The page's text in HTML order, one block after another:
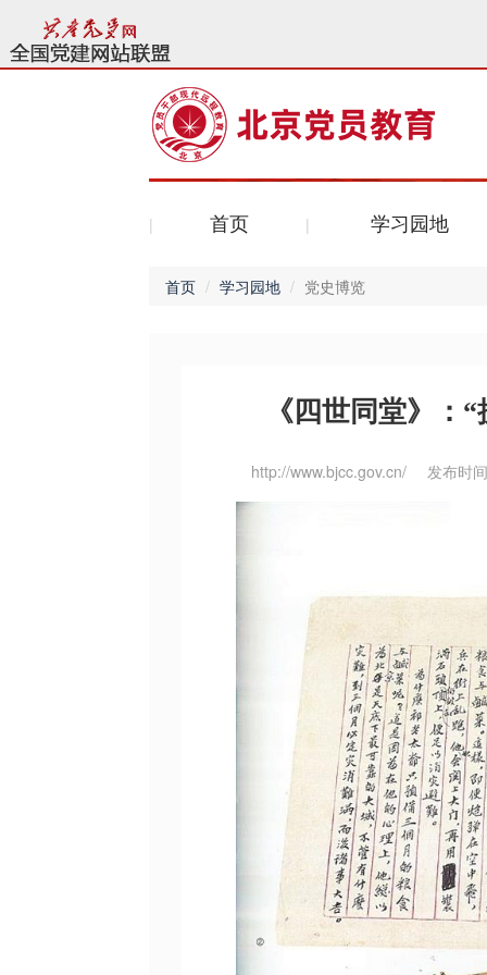
首页 学习园地
首页 学习园地 党史博览
《四世同堂》：
http://www.bjcc.gov.cn/ 发布时